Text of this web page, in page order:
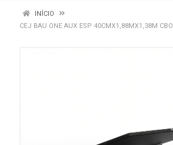
INÍCIO
CEJ BAU ONE AUX ESP 40CMX1,88MX1,38M CBO